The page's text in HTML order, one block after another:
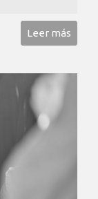
Leer más